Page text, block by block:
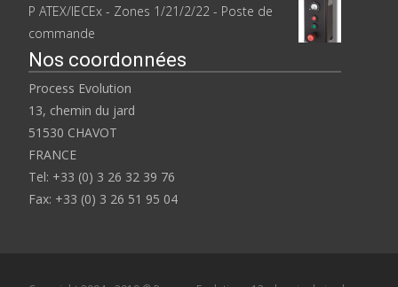
P ATEX/IECEx - Zones 1/21/2/22 - Poste de
commande
Nos coordonnées
Process Evolution
13, chemin du jard
51530 CHAVOT
FRANCE
Tel: +33 (0) 3 26 32 39 76
Fax: +33 (0) 3 26 51 95 04